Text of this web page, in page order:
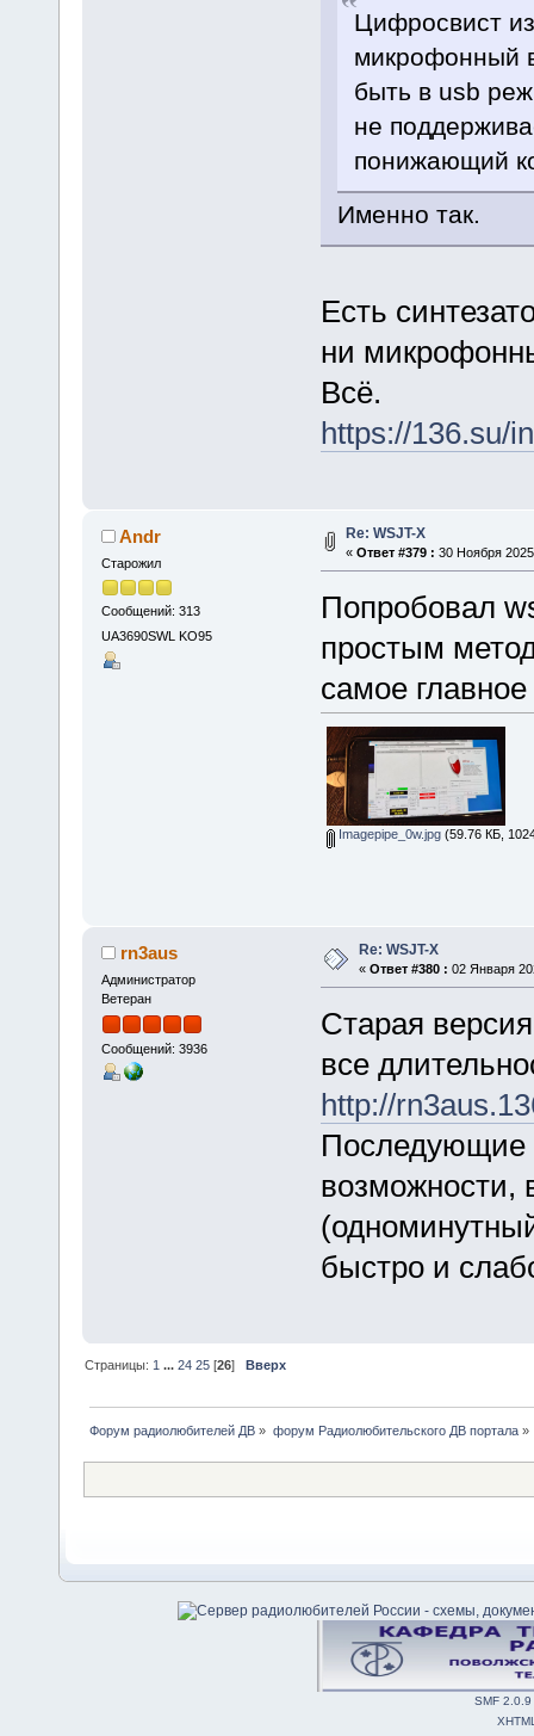
Цифросвист
микрофонный
быть в usb
не
понижающий
Именно так.
Есть
ни
Всё.
https://136.su/
Andr
Старожил
Сообщений: 313
UA3690SWL KO95
Re: WSJT-X
« Ответ #379 : 30 Ноября
Попробовал
простым
самое
Imagepipe_0w.jpg(59.76 КБ,
rn3aus
Администратор
Ветеран
Сообщений: 3936
Re: WSJT-X
« Ответ #380 : 02 Января
Старая
все
http://
Последующие
возможности,
быстро и
Страницы: 1 ...24 25 [26]Вверх
Форум радиолюбителей ДВ » форум Радиолюбительского ДВ портала»
SMF 2.0.9